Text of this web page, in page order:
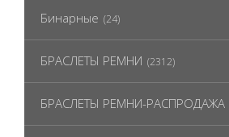
Бинарные (24)
БРАСЛЕТЫ РЕМНИ (2312)
БРАСЛЕТЫ РЕМНИ-РАСПРОДАЖА